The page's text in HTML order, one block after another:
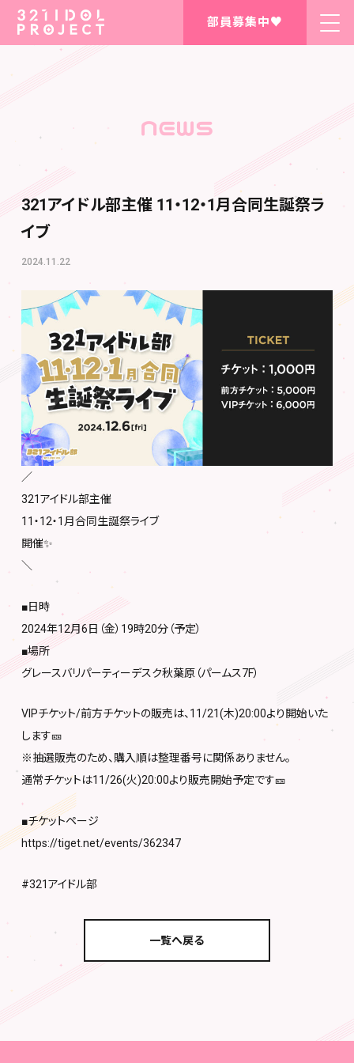
部員募集中♥
321アイドル部主催 11・12・1月合同生誕祭ラ
イブ
2024.11.22
／
321アイドル部主催
11・12・1月合同生誕祭ライブ
開催✨
＼
■日時
2024年12月6日（金）19時20分（予定）
■場所
グレースバリパーティーデスク秋葉原（パームス7F）
VIPチケット/前方チケットの販売は、11/21(木)20:00より開始いた
します🎫
※抽選販売のため、購入順は整理番号に関係ありません。
通常チケットは11/26(火)20:00より販売開始予定です🎫
■チケットページ
https://tiget.net/events/362347
#321アイドル部
一覧へ戻る